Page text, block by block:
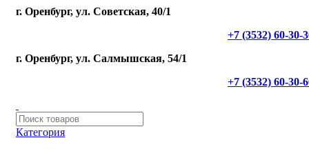
г. Оренбург, ул. Советская, 40/1
+7 (3532) 60-30-
г. Оренбург, ул. Салмышская, 54/1
+7 (3532) 60-30-
Категория